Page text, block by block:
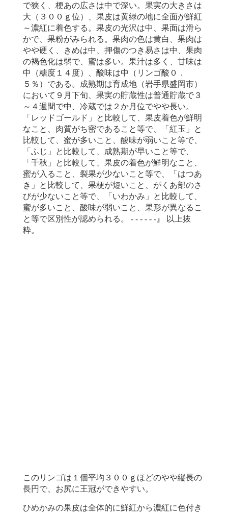
で狭く、梗あの広さは中で深い。果実の大きさは
大（３００ｇ位）、果皮は黄緑の地に全面が鮮紅
～濃紅に着色する。果皮の光沢は中、果面は滑ら
かで、果粉がみられる。果肉の色は黄白、果肉は
やや硬く、きめは中、押傷のつき易さは中、果肉
の褐色化は弱で、蜜は多い。果汁は多く、甘味は
中（糖度１４度）、酸味は中（リンゴ酸０．
５％）である。成熟期は育成地（岩手県盛岡市）
において９月下旬、果実の貯蔵性は普通貯蔵で３
～４週間で中、冷蔵では２か月位でやや長い。
「レッドゴールド」と比較して、果皮着色が鮮明
なこと、肉質がち密であること等で、「紅玉」と
比較して、蜜が多いこと、酸味が弱いこと等で、
「ふじ」と比較して、成熟期が早いこと等で、
「千秋」と比較して、果皮の着色が鮮明なこと、
蜜が入ること、裂果が少ないこと等で、「はつあ
き」と比較して、果梗が短いこと、がくあ部のさ
びが少ないこと等で、「いわかみ」と比較して、
蜜が多いこと、酸味が弱いこと、果形が異なるこ
と等で区別性が認められる。 - - - - - -』 以上抜
粋。
このリンゴは１個平均３００ｇほどのやや縦長の
長円で、お尻に王冠ができやすい。
ひめかみの果皮は全体的に鮮紅から濃紅に色付き